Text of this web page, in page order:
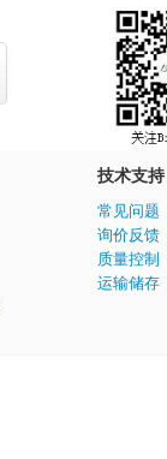
技术支持
常见问题
询价反馈
质量控制
运输储存